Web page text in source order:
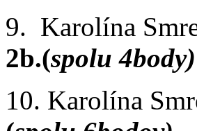
9. Karolína
2b.(spolu 4body)
10. Karolína